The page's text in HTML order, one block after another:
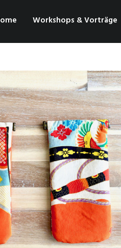
Workshops & Vorträge